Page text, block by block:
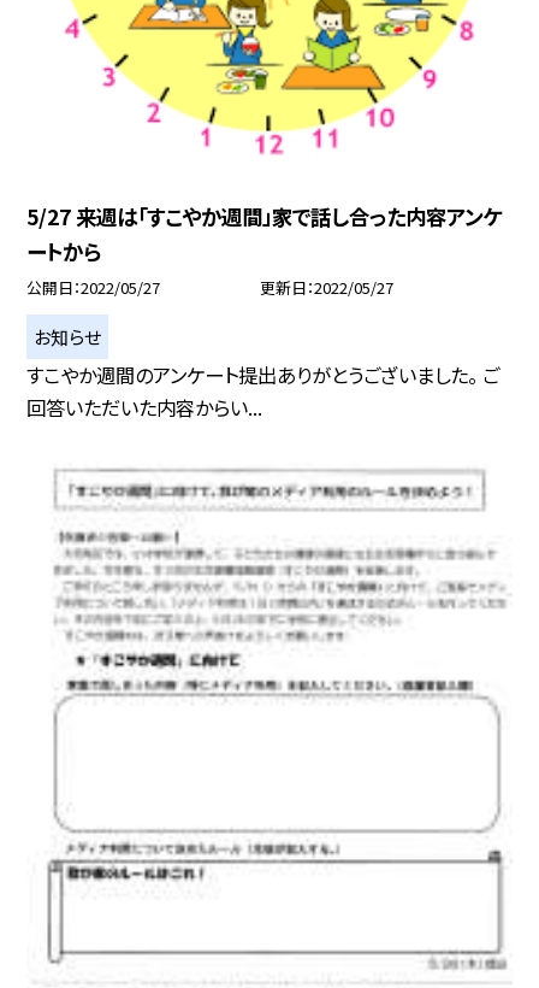
5/27 来週は「すこやか週間」家で話し合った内容アンケ
ートから
公開日 2022/05/27 更新日 2022/05/27
お知らせ
すこやか週間のアンケート提出ありがとうございました。 ご
回答いただいた内容からい...